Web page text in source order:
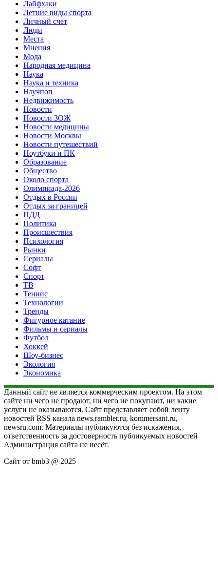
Лайфхаки
Летние виды спорта
Личный счет
Люди
Места
Мнения
Мода
Народная медицина
Наука
Наука и техника
Научпоп
Недвижимость
Новости
Новости ЗОЖ
Новости медицины
Новости Москвы
Новости путешествий
Ноутбуки и ПК
Образование
Общество
Около спорта
Олимпиада-2026
Отдых в России
Отдых за границей
ПДД
Политика
Происшествия
Психология
Рынки
Сериалы
Софт
Спорт
ТВ
Теннис
Технологии
Тренды
Фигурное катание
Фильмы и сериалы
Футбол
Хоккей
Шоу-бизнес
Экология
Экономика
Данный сайт не является коммерческим проектом. На этом
сайте ни чего не продают, ни чего не покупают, ни какие
услуги не оказываются. Сайт представляет собой ленту
новостей RSS канала news.rambler.ru, kommersant.ru,
newsru.com. Материалы публикуются без искажения,
ответственность за достоверность публикуемых новостей
Администрация сайта не несёт.
Сайт от bmb3 @ 2025